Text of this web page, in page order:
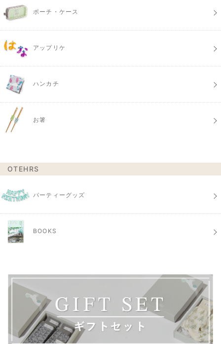
ポーチ・ケース
アップリケ
ハンカチ
お箸
OTEHRS
パーティーグッズ
BOOKS